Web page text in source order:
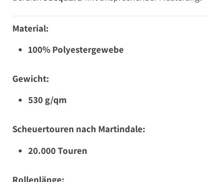
Material:
100% Polyestergewebe
Gewicht:
530 g/qm
Scheuertouren nach Martindale:
20.000 Touren
Rollenlänge: